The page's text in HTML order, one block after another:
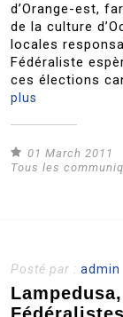
d’Orange-est,
de la culture
locales
Fédéraliste
ces élections
plus
01 March 2011
Tous les
Posté par :admin